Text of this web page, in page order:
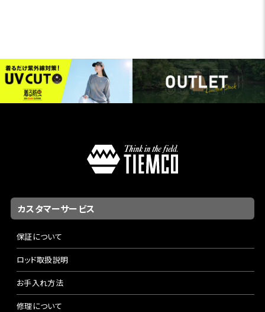
カスタマーサービス
保証について
ロッド取扱説明
お手入れ方法
修理について